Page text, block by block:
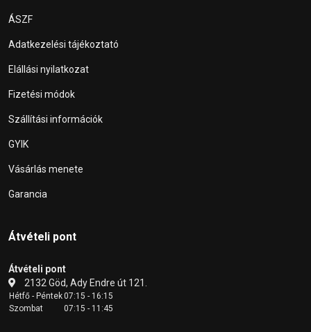
ÁSZF
Adatkezelési tájékoztató
Elállási nyilatkozat
Fizetési módok
Szállítási információk
GYIK
Vásárlás menete
Garancia
Átvételi pont
Átvételi pont
2132 Göd, Ady Endre út 121.
Hétfő - Péntek07:15 - 16:15
Szombat
07:15 - 11:45